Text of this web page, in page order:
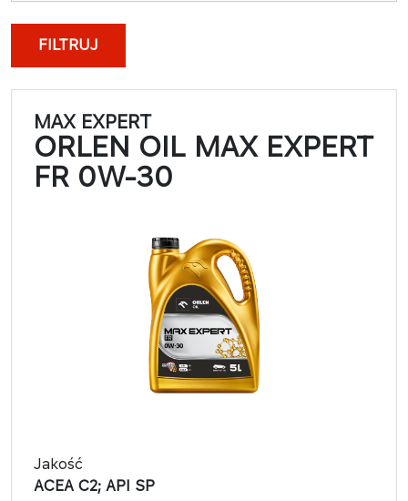
FILTRUJ
MAX EXPERT
ORLEN OIL MAX EXPERT
FR 0W-30
Jakość
​ACEA C2; API SP